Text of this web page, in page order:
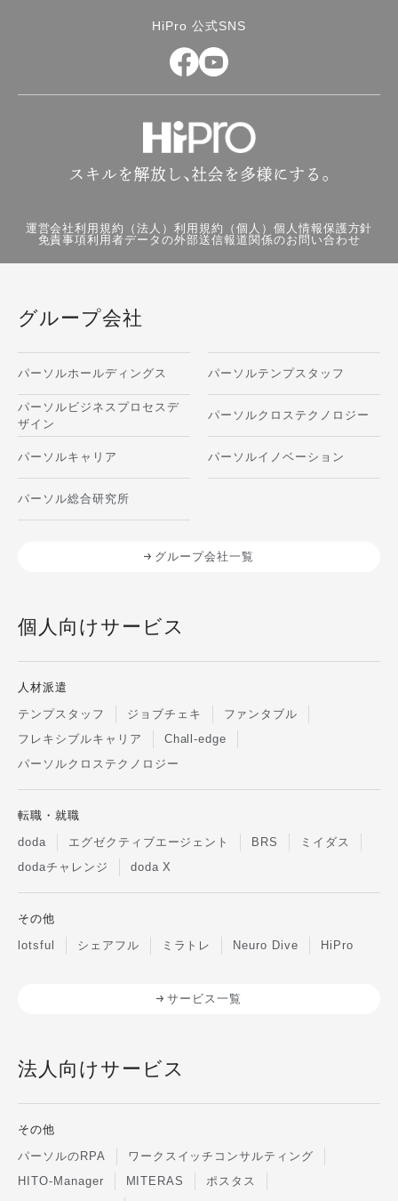
られた日数を指定場所ではたらき、会社
員と似たはたらき方をするケースもあり
ます。 固定報酬のメリットは、収入が
安定する点です。フリーランスになった
直後は受注量や得られる報酬が不安定に
なる場合もあります。毎月の収入が減少
しても、固定で受け取れる報酬があれば
やす時間や労力に対して報酬が少ない
と、高収入を目指すことはできません。
難しいと言えます。この点が固定報酬の
報酬は、営業活動の成果に応じた報酬が
支払われる報酬体系です。成果1件ごと
に固定金額を支払う場合や、売上金額か
ら所定割合を支払う場合などが存在しま
す。 単価の高い商品やサービスを営業
する場合、努力次第で高収入を得ること
ば、会社員より稼ぎやすい点が魅力で
するため、収入が不安定になりやすいと
加え、成果に応じた報酬が上乗せされま
に増やすことができるメリットがありま
す。ただし、固定報酬の金額が少ない場
合は、成果報酬による収入の増減が大き
く、不安定になりやすい報酬体系とも言
代表的なメリットは以下のとおりです。
プライベートと両立させやすい はたら
き方の自由度が高い 自分の努力で収入
が上がる 各メリットの詳細と注意点
を、以下で詳しく解説します。 プライ
の営業職は、はたらく時間や日数を自身
ートと仕事の両立がしやすいはたらき方
ば、子どもの送迎や家族の介護、家事な
どの両立がしやすくなるでしょう。また
平日の通院や役所で手続きが必要な際も
比較的対処しやすく、会社員のように都
度休暇を取得する必要もありません。
しかし、プライベートの時間を確保しな
がら営業の成果を出し続けるには、スケ
HiPro 公式SNS
運営会社利用規約（法人）利用規約（個人） 個人情報保護方針
免責事項利用者データの外部送信報道関係のお問い合わせ
グループ会社
パーソルホールディングス パーソルテンプスタッフ
パーソルビジネスプロセスデ
ザイン
パーソルクロステクノロジー
パーソルキャリア パーソルイノベーション
パーソル総合研究所
グループ会社一覧
個人向けサービス
人材派遣
テンプスタッフ
ジョブチェキ
ファンタブル
フレキシブルキャリア
Chall-edge
パーソルクロステクノロジー
転職・就職
doda
エグゼクティブエージェント BRS
ミイダス
dodaチャレンジ
doda X
その他
lotsful
シェアフル ミラトレ Neuro Dive HiPro
サービス一覧
法人向けサービス
その他
パーソルのRPA
ワークスイッチコンサルティング
HITO-Manager
MITERAS
ポスタス